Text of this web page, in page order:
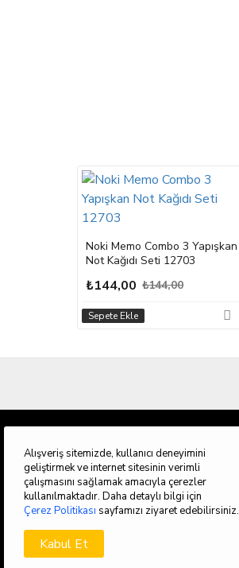
Noki Memo Combo 3 Yapışkan
Not Kağıdı Seti 12703
₺144,00 ₺144,00
Sepete Ekle
Bilgilendirme
Hakkımızda
Teslimat Bilgileri
Gizlilik İlkeleri
Şartlar & Koşullar
Alışveriş sitemizde, kullanıcı deneyimini
geliştirmek ve internet sitesinin verimli
çalışmasını sağlamak amacıyla çerezler
kullanılmaktadır. Daha detaylı bilgi için
Çerez Politikası sayfamızı ziyaret edebilirsiniz.
Kabul Et